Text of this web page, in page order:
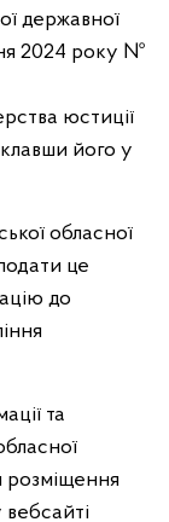
державної
2024 року №
юстиції
його у
обласної
це
до
та
розміщення